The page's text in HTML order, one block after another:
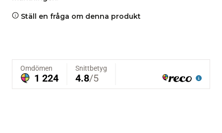
Ställ en fråga om denna produkt